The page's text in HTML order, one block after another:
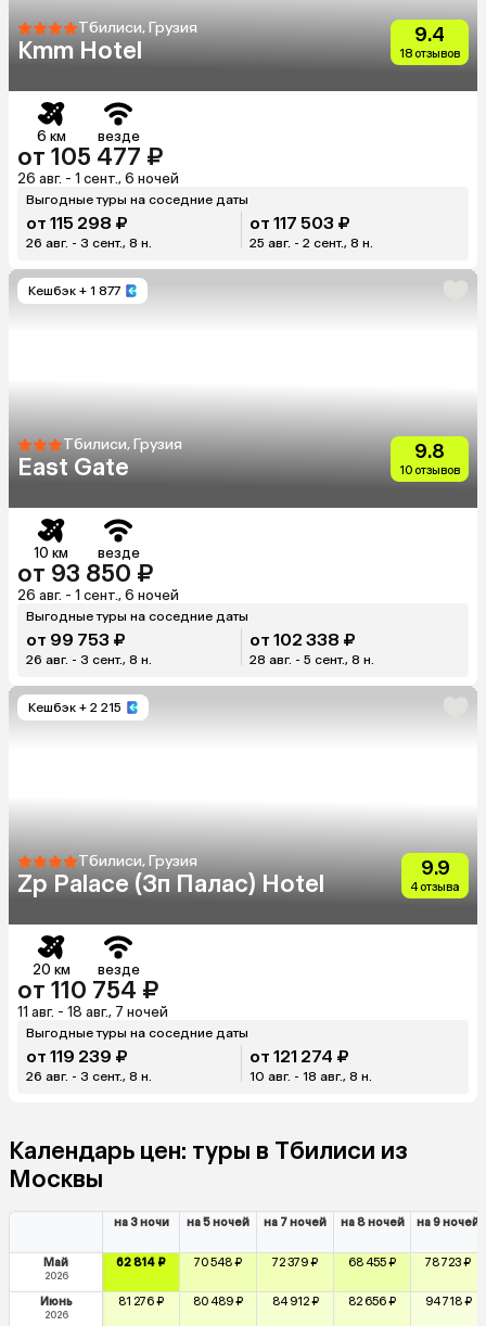
Тбилиси, Грузия
Kmm Hotel
9.4
18 отзывов
6 км везде
от 105 477 ₽
26 авг. - 1 сент., 6 ночей
Выгодные туры на соседние даты
от 115 298 ₽
26 авг. - 3 сент., 8 н.
от 117 503 ₽
25 авг. - 2 сент., 8 н.
Кешбэк + 1 877
Тбилиси, Грузия
East Gate
9.8
10 отзывов
10 км везде
от 93 850 ₽
26 авг. - 1 сент., 6 ночей
Выгодные туры на соседние даты
от 99 753 ₽
26 авг. - 3 сент., 8 н.
от 102 338 ₽
28 авг. - 5 сент., 8 н.
Кешбэк + 2 215
Тбилиси, Грузия
Zp Palace (Зп Палас) Hotel
9.9
4 отзыва
20 км везде
от 110 754 ₽
11 авг. - 18 авг., 7 ночей
Выгодные туры на соседние даты
от 119 239 ₽
26 авг. - 3 сент., 8 н.
от 121 274 ₽
10 авг. - 18 авг., 8 н.
Календарь цен: туры в Тбилиси из
Москвы
на 3 ночи на 5 ночей на 7 ночей на 8 ночей на 9 ночей
Май
2026
62 814 ₽ 70 548 ₽ 72 379 ₽ 68 455 ₽ 78 723 ₽
Июнь
2026
81 276 ₽ 80 489 ₽ 84 912 ₽ 82 656 ₽ 94 718 ₽